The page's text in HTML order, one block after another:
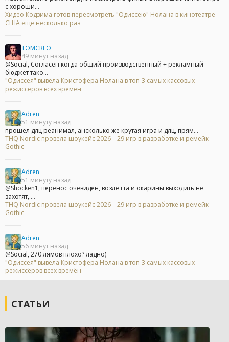
с хороши...
Хидео Кодзима готов пересмотреть "Одиссею" Нолана в кинотеатре
США еще несколько раз
TOMCREO
49 минут назад
@Social, Согласен когда общий производственный + рекламный
бюджет тако...
"Одиссея" вывела Кристофера Нолана в топ-3 самых кассовых
режиссёров всех времён
Adren
51 минуту назад
прошел длц реанимал, ансколько же крутая игра и длц, прям...
THQ Nordic провела шоукейс 2026 – 29 игр в разработке и ремейк
Gothic
Adren
51 минуту назад
@Shocken1, перенос очевиден, возле гта и окарины выходить не
захотят,....
THQ Nordic провела шоукейс 2026 – 29 игр в разработке и ремейк
Gothic
Adren
56 минут назад
@Social, 270 лямов плохо? ладно)
"Одиссея" вывела Кристофера Нолана в топ-3 самых кассовых
режиссёров всех времён
СТАТЬИ